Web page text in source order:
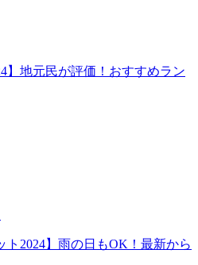
】地元民が評価！おすすめラン
ト2024】雨の日もOK！最新から